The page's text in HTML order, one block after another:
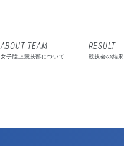
ABOUT TEAM
女子陸上競技部について
RESULT
競技会の結果